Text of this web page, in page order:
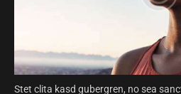
Stet clita kasd gubergren, no sea